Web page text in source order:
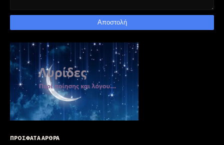
ΠΡΟΣΦΑΤΑ ΑΡΘΡΑ